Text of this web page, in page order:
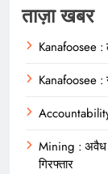
ताज़ा खबर
Kanafoosee :
Kanafoosee :
Mining : अवैध
गिरफ्तार